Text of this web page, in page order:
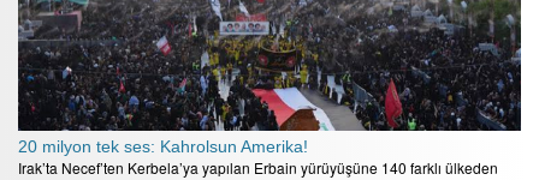
20 milyon tek ses: Kahrolsun Amerika!
Irak’ta Necef’ten Kerbela’ya yapılan Erbain yürüyüşüne 140 farklı ülkeden